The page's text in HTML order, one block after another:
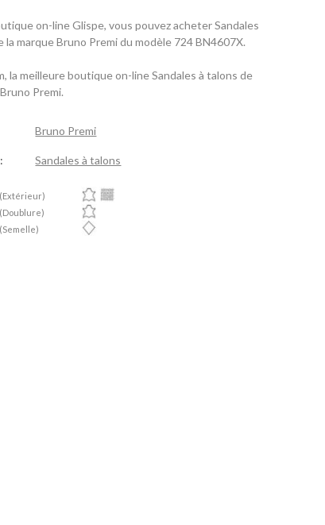
on-line Glispe, vous pouvez acheter Sandales
la marque Bruno Premi du modèle 724 BN4607X.
la meilleure boutique on-line Sandales à talons de
Premi.
Bruno Premi
Sandales à talons
(Extérieur)
(Doublure)
(Semelle)